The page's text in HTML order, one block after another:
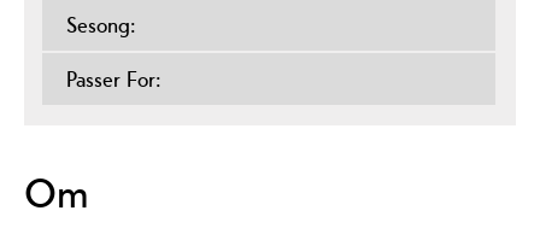
Sesong:
Passer For:
Om